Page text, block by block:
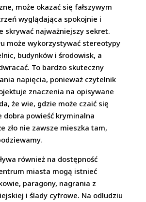
może okazać się fałszywym
wyglądająca spokojnie i
skrywać najważniejszy sekret.
może wykorzystywać stereotypy
budynków i środowisk, a
To bardzo skuteczny
napięcia, ponieważ czytelnik
znaczenia na opisywane
że wie, gdzie może czaić się
dobra powieść kryminalna
zło nie zawsze mieszka tam,
również na dostępność
miasta mogą istnieć
paragony, nagrania z
i ślady cyfrowe. Na odludziu